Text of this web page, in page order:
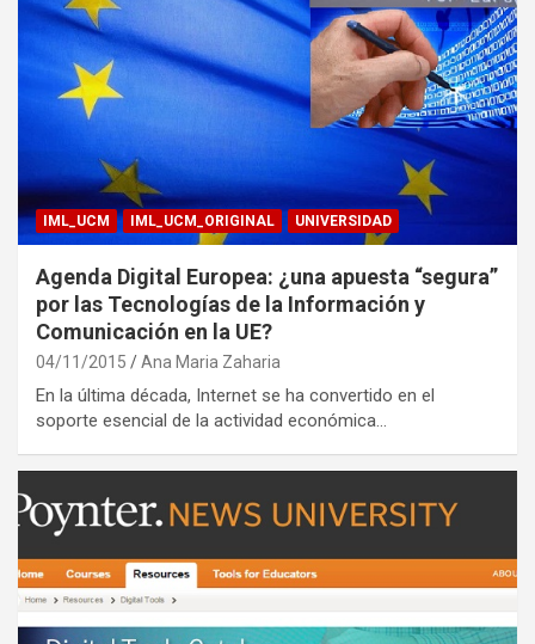
IML_UCM IML_UCM_ORIGINAL UNIVERSIDAD
Agenda Digital Europea: ¿una apuesta “segura”
por las Tecnologías de la Información y
Comunicación en la UE?
04/11/2015 Ana Maria Zaharia
En la última década, Internet se ha convertido en el
soporte esencial de la actividad económica…